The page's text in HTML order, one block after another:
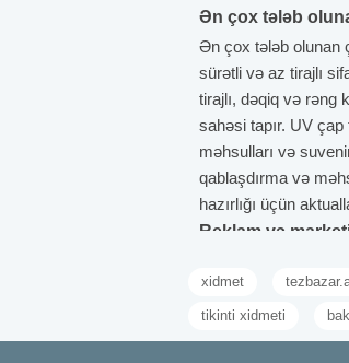
Ən çox tələb
Ən çox tələb olunan
sürətli və az tirajlı
tirajlı, dəqiq və rəng
sahəsi tapır. UV
məhsulları və
qablaşdırma və
hazırlığı üçün
Reklam və
biridir. Vizitkartlar
məlumatı qısa və
asanlaşdırır. Açıq
xidmet
tikinti xidmeti